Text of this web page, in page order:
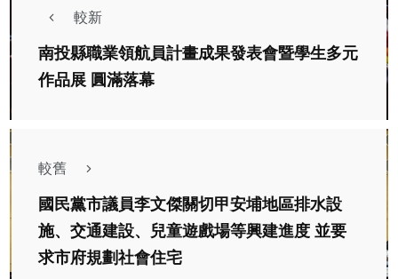
較新
南投縣職業領航員計畫成果發表會暨學生多元
作品展 圓滿落幕
較舊
國民黨市議員李文傑關切甲安埔地區排水設
施、交通建設、兒童遊戲場等興建進度 並要
求市府規劃社會住宅